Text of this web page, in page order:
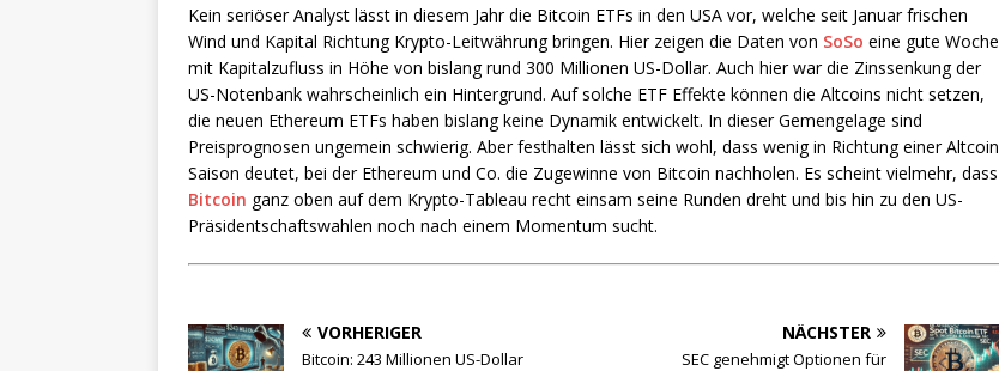
Kein seriöser Analyst lässt in diesem Jahr die Bitcoin ETFs in den USA vor, welche seit Januar frischen
Wind und Kapital Richtung Krypto-Leitwährung bringen. Hier zeigen die Daten von SoSo eine gute Woche
mit Kapitalzufluss in Höhe von bislang rund 300 Millionen US-Dollar. Auch hier war die Zinssenkung der
US-Notenbank wahrscheinlich ein Hintergrund. Auf solche ETF Effekte können die Altcoins nicht setzen,
die neuen Ethereum ETFs haben bislang keine Dynamik entwickelt. In dieser Gemengelage sind
Preisprognosen ungemein schwierig. Aber festhalten lässt sich wohl, dass wenig in Richtung einer Altcoin
Saison deutet, bei der Ethereum und Co. die Zugewinne von Bitcoin nachholen. Es scheint vielmehr, dass
Bitcoin ganz oben auf dem Krypto-Tableau recht einsam seine Runden dreht und bis hin zu den US-
Präsidentschaftswahlen noch nach einem Momentum sucht.
VORHERIGER
Bitcoin: 243 Millionen US-Dollar
NÄCHSTER
SEC genehmigt Optionen für